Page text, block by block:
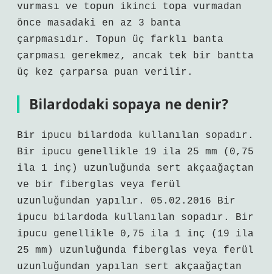
vurması ve topun ikinci topa vurmadan
önce masadaki en az 3 banta
çarpmasıdır. Topun üç farklı banta
çarpması gerekmez, ancak tek bir bantta
üç kez çarparsa puan verilir.
Bilardodaki sopaya ne denir?
Bir ipucu bilardoda kullanılan sopadır.
Bir ipucu genellikle 19 ila 25 mm (0,75
ila 1 inç) uzunluğunda sert akçaağaçtan
ve bir fiberglas veya ferül
uzunluğundan yapılır. 05.02.2016 Bir
ipucu bilardoda kullanılan sopadır. Bir
ipucu genellikle 0,75 ila 1 inç (19 ila
25 mm) uzunluğunda fiberglas veya ferül
uzunluğundan yapılan sert akçaağaçtan